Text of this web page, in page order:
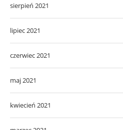
sierpień 2021
lipiec 2021
czerwiec 2021
maj 2021
kwiecień 2021